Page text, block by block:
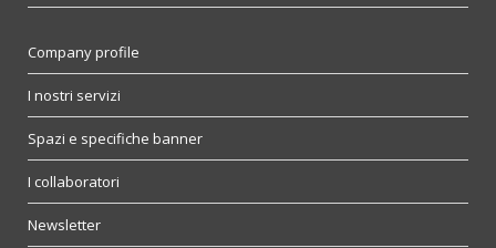
Company profile
I nostri servizi
Spazi e specifiche banner
I collaboratori
Newsletter